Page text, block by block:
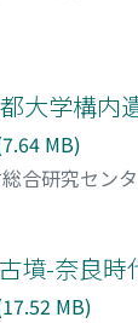
大学構内
MB)
合研究セン
墳-奈良
MB)